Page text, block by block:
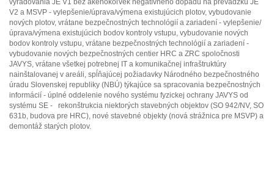
vyraďovania JE V1 bez akéhokoľvek negatívneho dopadu na prevádzku JE
V2 a MSVP - vylepšenie/úprava/výmena existujúcich plotov, vybudovanie
nových plotov, vrátane bezpečnostných technológií a zariadení - vylepšenie/
úprava/výmena existujúcich bodov kontroly vstupu, vybudovanie nových
bodov kontroly vstupu, vrátane bezpečnostných technológií a zariadení -
vybudovanie nových bezpečnostných centier HRC a ZRC spoločnosti
JAVYS, vrátane všetkej potrebnej IT a komunikačnej infraštruktúry
nainštalovanej v areáli, spĺňajúcej požiadavky Národného bezpečnostného
úradu Slovenskej republiky (NBÚ) týkajúce sa spracovania bezpečnostných
informácií - úplné oddelenie nového systému fyzickej ochrany JAVYS od
systému SE - rekonštrukcia niektorých stavebných objektov (SO 942/NV, SO
631b, budova pre HRC), nové stavebné objekty (nová strážnica pre MSVP) a
demontáž starých plotov.